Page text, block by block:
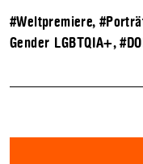
#Weltpremiere,
Gender LGBTQIA+,